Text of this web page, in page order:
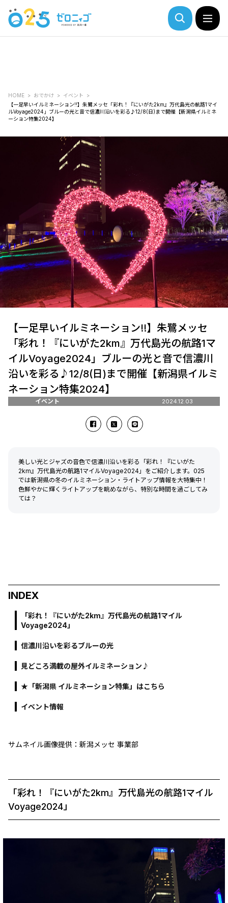
HOME おでかけ
イベント
【一足早いイルミネーション!!】朱鷺メッセ「彩れ！『にいがた2km』万代島光の航路1マイ
ルVoyage2024」ブルーの光と音で信濃川沿いを彩る♪12/8(日)まで開催【新潟県イルミネ
ーション特集2024】
【一足早いイルミネーション!!】朱鷺メッセ
「彩れ！『にいがた2km』万代島光の航路1マ
イルVoyage2024」ブルーの光と音で信濃川
沿いを彩る♪12/8(日)まで開催【新潟県イルミ
ネーション特集2024】
イベント 2024.12.03
美しい光とジャズの音色で信濃川沿いを彩る「彩れ！『にいがた
2km』万代島光の航路1マイルVoyage2024」をご紹介します。025
では新潟県の冬のイルミネーション・ライトアップ情報を大特集中！
色鮮やかに輝くライトアップを眺めながら、特別な時間を過ごしてみ
ては？
INDEX
「彩れ！『にいがた2km』万代島光の航路1マイル
Voyage2024」
信濃川沿いを彩るブルーの光
見どころ満載の屋外イルミネーション♪
★「新潟県 イルミネーション特集」はこちら
イベント情報
サムネイル画像提供：新潟メッセ 事業部
「彩れ！『にいがた2km』万代島光の航路1マイル
Voyage2024」